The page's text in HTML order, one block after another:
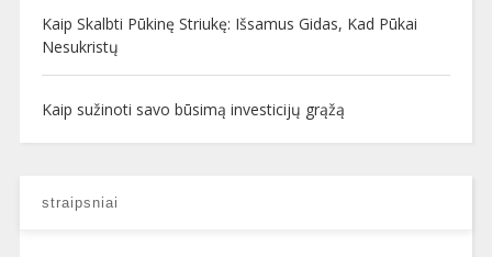
Kaip Skalbti Pūkinę Striukę: Išsamus Gidas, Kad Pūkai
Nesukristų
Kaip sužinoti savo būsimą investicijų grąžą
straipsniai